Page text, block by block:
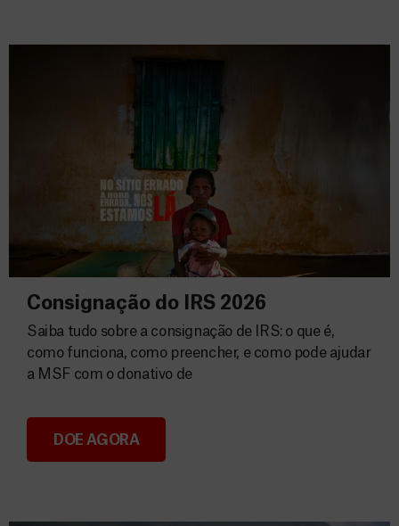
Consignação do IRS 2026
Consignação do IRS 2026
Saiba tudo sobre a consignação de IRS: o que é,
como funciona, como preencher, e como pode ajudar
a MSF com o donativo de
DOE AGORA